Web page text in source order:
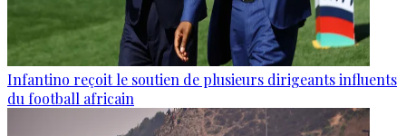
Infantino reçoit le soutien de plusieurs dirigeants influents
du football africain